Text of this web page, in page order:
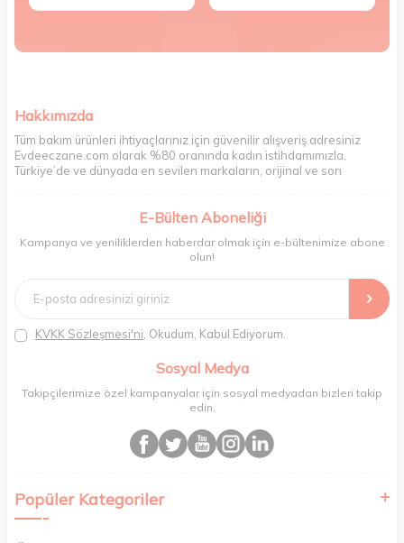
Hakkımızda
Tüm bakım ürünleri ihtiyaçlarınız için güvenilir alışveriş adresiniz
Evdeeczane.com olarak %80 oranında kadın istihdamımızla,
Türkiye’de ve dünyada en sevilen markaların, orijinal ve son
paketliyoruz. Herhangi bir durumdan dolayı olumsuz olarak geri
müşteri temsilcilerimiz aracılığı ile gerekli tüm desteği sağlıyoruz.
2017 yılından bugüne, yüzlerce marka ve binlerce ürün seçeneğini
distribütörlerinden faturalı olarak tedarik ediyor ve müşterilerimize
aynı şekilde faturalı ve orijinal ambalajlarda gönderim sağlıyoruz.
Paketleme sürecinde geri dönüştürülebilir malzemeler kullanarak
atık oranımızı en aza indiriyor ve daha yaşanabilir bir dünya
E-Bülten Aboneliği
Kampanya ve yeniliklerden haberdar olmak için e-bültenimize abone
olun!
KVKK Sözleşmesi'ni , Okudum, Kabul Ediyorum.
Sosyal Medya
Takipçilerimize özel kampanyalar için sosyal medyadan bizleri takip
edin.
Popüler Kategoriler